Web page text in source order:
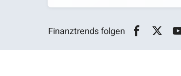
Finanztrends folgen